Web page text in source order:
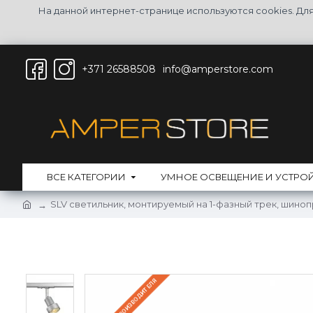
На данной интернет-странице используются cookies.
+371 26588508 info@amperstore.com
ВСЕ КАТЕГОРИИ УМНОЕ ОСВЕЩЕНИЕ И
SLV светильник, монтируемый на 1-фазный трек,